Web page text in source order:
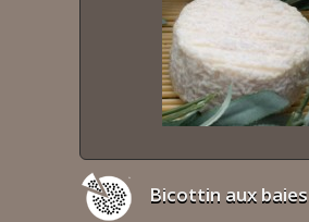
Bicottin aux